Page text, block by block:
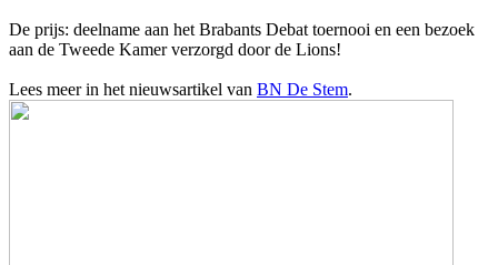
De prijs: deelname aan het Brabants Debat toernooi en een bezoek
aan de Tweede Kamer verzorgd door de Lions!
Lees meer in het nieuwsartikel van BN De Stem.